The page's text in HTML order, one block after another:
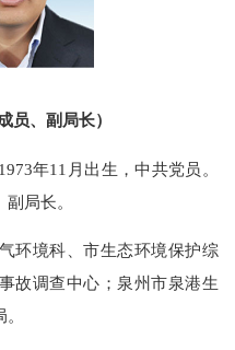
员、副局长）
年11月出生，中共党员。
局长。
环境科、市生态环境保护综
故调查中心；泉州市泉港生